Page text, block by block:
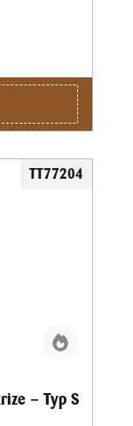
sind nicht im
TT77204
– Typ S